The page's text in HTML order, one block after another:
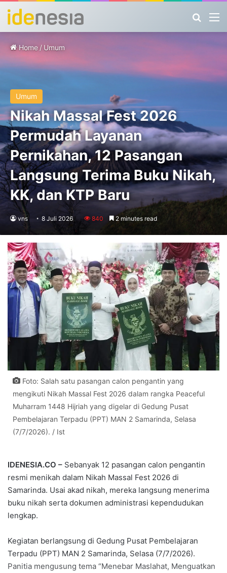
Home / Umum
Umum
Nikah Massal Fest 2026
Permudah Layanan
Pernikahan, 12 Pasangan
Langsung Terima Buku Nikah,
KK, dan KTP Baru
vns 8 Juli 2026 840 2 minutes read
Foto: Salah satu pasangan calon pengantin yang
mengikuti Nikah Massal Fest 2026 dalam rangka Peaceful
Muharram 1448 Hijriah yang digelar di Gedung Pusat
Pembelajaran Terpadu (PPT) MAN 2 Samarinda, Selasa
(7/7/2026). / Ist
IDENESIA.CO – Sebanyak 12 pasangan calon pengantin
resmi menikah dalam Nikah Massal Fest 2026 di
Samarinda. Usai akad nikah, mereka langsung menerima
buku nikah serta dokumen administrasi kependudukan
lengkap.
Kegiatan berlangsung di Gedung Pusat Pembelajaran
Terpadu (PPT) MAN 2 Samarinda, Selasa (7/7/2026).
Panitia mengusung tema “Menebar Maslahat, Menguatkan